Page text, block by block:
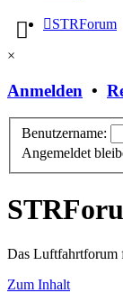
STRForum
×
Anmelden •
Benutzername:
Angemeldet
Das Luftfahrtforum
Zum Inhalt